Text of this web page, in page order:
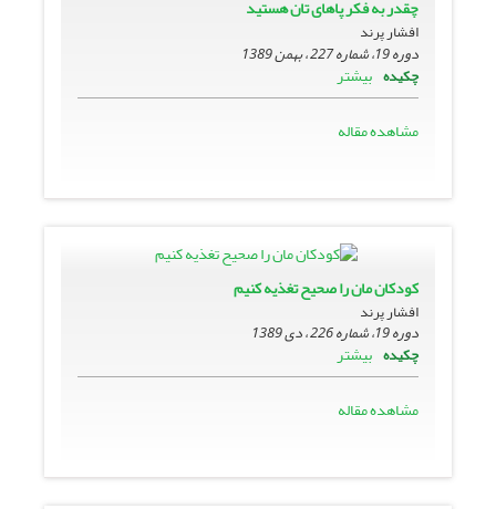
چقدر به فکر پاهای تان هستید
افشار پرند
دوره 19، شماره 227 ، بهمن 1389
چکیده بیشتر
مشاهده مقاله
کودکان مان را صحیح تغذیه کنیم
افشار پرند
دوره 19، شماره 226 ، دی 1389
چکیده بیشتر
مشاهده مقاله